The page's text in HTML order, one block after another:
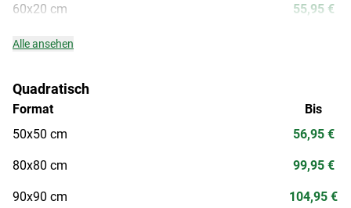
60x20 cm 55,95 €
Alle ansehen
Quadratisch
Format
50x50 cm
80x80 cm
90x90 cm
Bis
56,95 €
99,95 €
104,95 €